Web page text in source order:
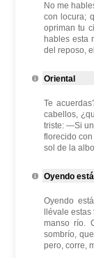
No me
con locura;
opriman tu
hables esta
del reposo,
Oriental
Te
cabellos,
triste: —Si
florecido
sol de la
Oyendo
Oyendo
llévale
manso río.
sombrío,
pero, corre,